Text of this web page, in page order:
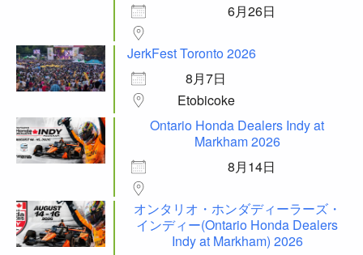
6月26日
JerkFest Toronto 2026
8月7日
Etobicoke
Ontario Honda Dealers Indy at
Markham 2026
8月14日
オンタリオ・ホンダディーラーズ・
インディー(Ontario Honda Dealers
Indy at Markham) 2026